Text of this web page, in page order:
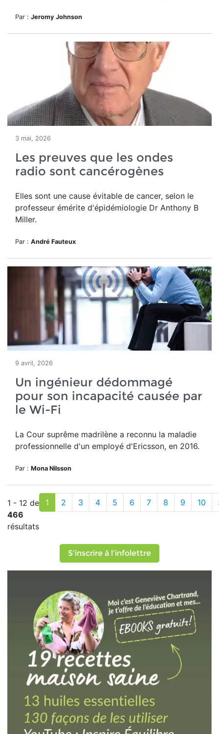
Par : Jeromy Johnson
3 mai, 2026
Les preuves que les ondes
radio sont cancérogènes
Elles sont une cause évitable de cancer, selon le
professeur émérite d'épidémiologie Dr Anthony B
Miller.
Par : André Fauteux
9 avril, 2026
Un ingénieur dédommagé
pour son incapacité causée par
le Wi-Fi
La Cour suprême madrilène a reconnu la maladie
professionnelle d'un employé d'Ericsson, en 2016.
Par : Mona Nilsson
1 - 12 de
466
résultats
1 2 3 4 5 6 7 8 9 10
S'inscrire à l'infolettre